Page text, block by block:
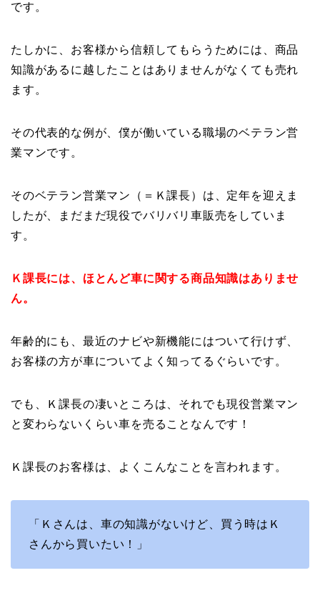
です。
たしかに、お客様から信頼してもらうためには、商品
知識があるに越したことはありませんがなくても売れ
ます。
その代表的な例が、僕が働いている職場のベテラン営
業マンです。
そのベテラン営業マン（＝Ｋ課長）は、定年を迎えま
したが、まだまだ現役でバリバリ車販売をしていま
す。
Ｋ課長には、ほとんど車に関する商品知識はありませ
ん。
年齢的にも、最近のナビや新機能にはついて行けず、
お客様の方が車についてよく知ってるぐらいです。
でも、Ｋ課長の凄いところは、それでも現役営業マン
と変わらないくらい車を売ることなんです！
Ｋ課長のお客様は、よくこんなことを言われます。
「Ｋさんは、車の知識がないけど、買う時はＫ
さんから買いたい！」